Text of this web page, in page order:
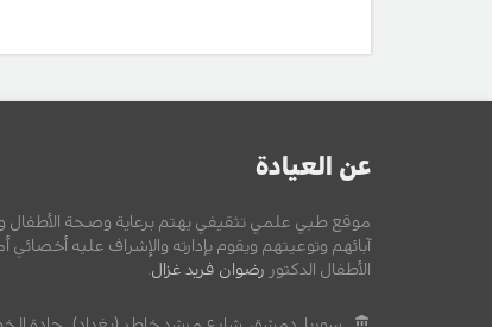
عن العيادة
موقع طبي علمي تثقيفي يهتم برعاية وصحة الأطفال
آبائهم وتوعيتهم ويقوم بإدارته والإشراف عليه أخصائي
الأطفال الدكتور رضوان فريد غزال